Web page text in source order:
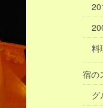
料
宿の
グ